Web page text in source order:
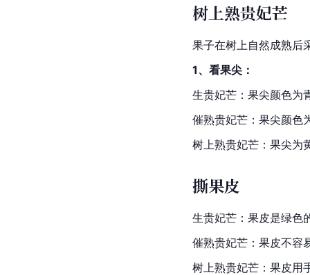
树上熟贵妃芒
果子在树上自然成熟后
1、看果尖：
生贵妃芒：果尖颜色为
催熟贵妃芒：果尖颜色
树上熟贵妃芒：果尖为
撕果皮
生贵妃芒：果皮是绿色
催熟贵妃芒：果皮不容
树上熟贵妃芒：果皮用